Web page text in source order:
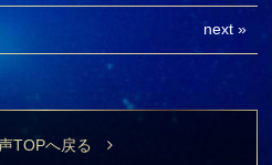
next»
TOPへ戻る